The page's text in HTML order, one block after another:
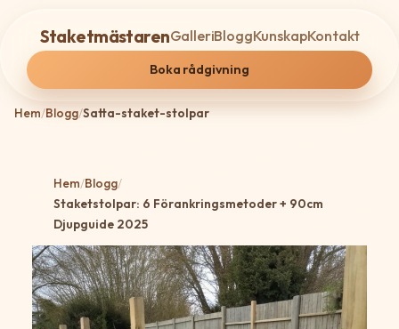
StaketmästarenGalleriBloggKunskapKontakt
Boka rådgivning
Hem/Blogg/Satta-staket-stolpar
Hem/Blogg/
Staketstolpar: 6 Förankringsmetoder + 90cm
Djupguide 2025